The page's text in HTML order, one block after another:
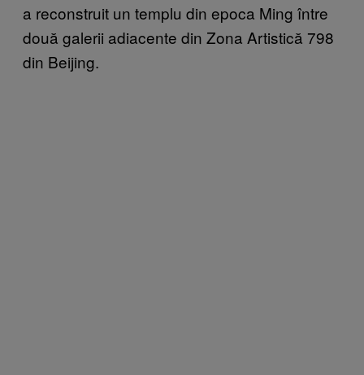
a reconstruit un templu din epoca Ming între
două galerii adiacente din Zona Artistică 798
din Beijing.